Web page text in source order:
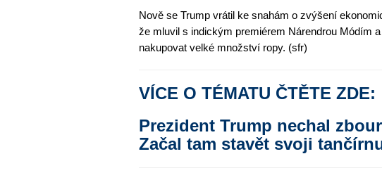
Nově se Trump vrátil ke snahám o zvýšení
že mluvil s indickým premiérem Nárendrou Módím
nakupovat velké množství ropy. (sfr)
VÍCE O TÉMATU ČTĚTE ZDE:
Prezident Trump nechal
Začal tam stavět svoji